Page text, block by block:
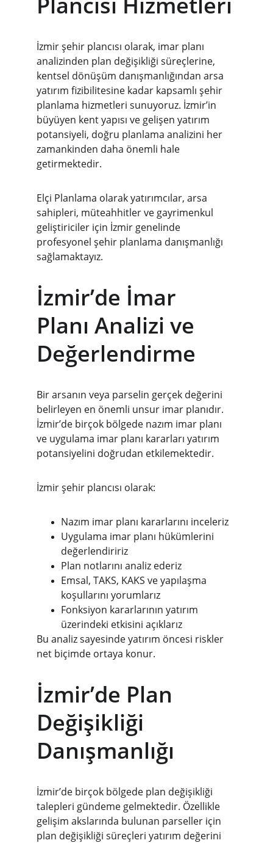
İzmir şehir plancısı olarak, imar planı
analizinden plan değişikliği süreçlerine,
kentsel dönüşüm danışmanlığından arsa
yatırım fizibilitesine kadar kapsamlı şehir
planlama hizmetleri sunuyoruz. İzmir’in
büyüyen kent yapısı ve gelişen yatırım
potansiyeli, doğru planlama analizini her
zamankinden daha önemli hale
getirmektedir.
Elçi Planlama olarak yatırımcılar, arsa
sahipleri, müteahhitler ve gayrimenkul
geliştiriciler için İzmir genelinde
profesyonel şehir planlama danışmanlığı
sağlamaktayız.
İzmir’de İmar
Planı Analizi ve
Değerlendirme
Bir arsanın veya parselin gerçek değerini
belirleyen en önemli unsur imar planıdır.
İzmir’de birçok bölgede nazım imar planı
ve uygulama imar planı kararları yatırım
potansiyelini doğrudan etkilemektedir.
İzmir şehir plancısı olarak:
Nazım imar planı kararlarını inceleriz
Uygulama imar planı hükümlerini
değerlendiririz
Plan notlarını analiz ederiz
Emsal, TAKS, KAKS ve yapılaşma
koşullarını yorumlarız
Fonksiyon kararlarının yatırım
üzerindeki etkisini açıklarız
Bu analiz sayesinde yatırım öncesi riskler
net biçimde ortaya konur.
İzmir’de Plan
Değişikliği
Danışmanlığı
İzmir’de birçok bölgede plan değişikliği
talepleri gündeme gelmektedir. Özellikle
gelişim akslarında bulunan parseller için
plan değişikliği süreçleri yatırım değerini